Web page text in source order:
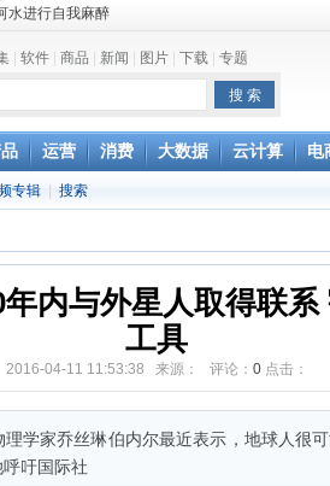
美人鱼”
来了
游走
很无奈，网友：资费还
枪 国台办回应
：是误解
样的方式去刺激
软件 商品 新闻 图片 下载 专题
运营 消费 大数据 云计算 电
专辑 搜索
内与外星人取得联
工具
2016-04-11 11:53:38 来源： 评论： 0点击：
学家乔丝琳伯内尔最近表示，地球人很
吁国际社